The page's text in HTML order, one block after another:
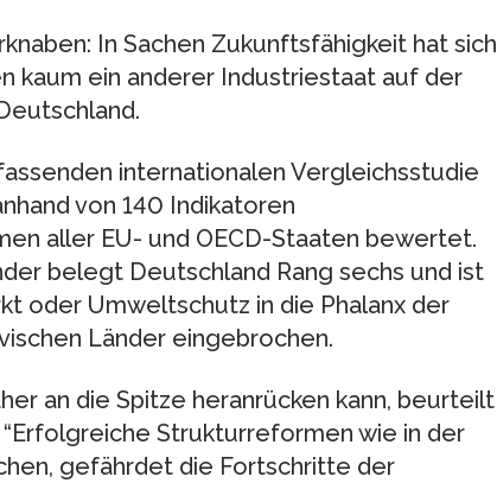
In Sachen Zukunftsfähigkeit hat sich
kaum ein anderer Industriestaat auf der
internationalen Vergleichsstudie
von 140 Indikatoren
aller EU- und OECD-Staaten bewertet.
belegt Deutschland Rang sechs und ist
oder Umweltschutz in die Phalanx der
Länder eingebrochen.
an die Spitze heranrücken kann, beurteilt
Strukturreformen wie in der
gefährdet die Fortschritte der